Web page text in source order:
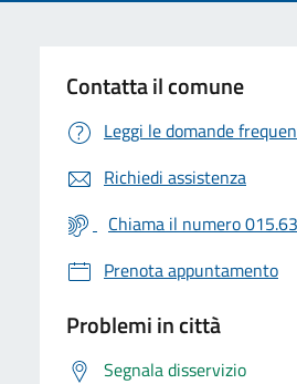
Contatta il comune
Leggi le domande
Richiedi assistenza
Chiama il numero
Prenota appuntamento
Problemi in città
Segnala disservizio